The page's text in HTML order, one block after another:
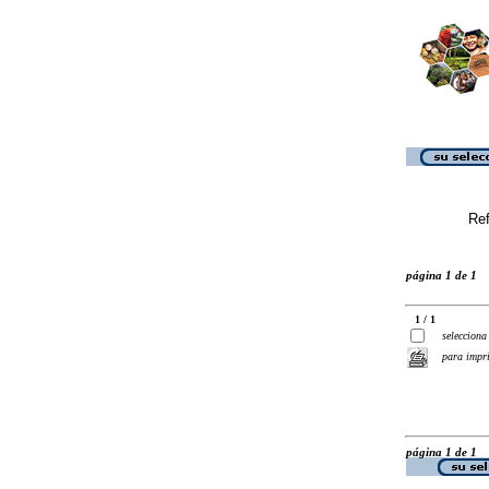
página 1 de 1
1 / 1
selecciona
para
página 1 de 1